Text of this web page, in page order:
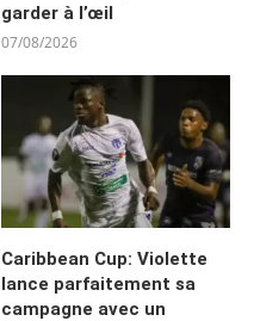
garder à l’œil
07/08/2026
Caribbean Cup: Violette
lance parfaitement sa
campagne avec un